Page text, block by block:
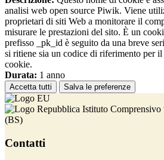
analisi web open source Piwik. Viene
proprietari di siti Web a monitorare il
misurare le prestazioni del sito. È un
prefisso _pk_id è seguito da una breve
si ritiene sia un codice di riferimento per
cookie.
Durata: 1 anno
Accetta tutti Salva le preferenze
Istituto
(BS)
Contatti